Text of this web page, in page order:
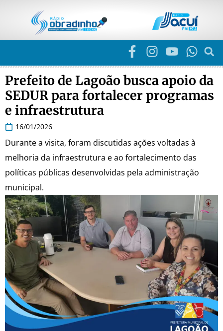
Prefeito de Lagoão busca apoio da
SEDUR para fortalecer programas
e infraestrutura
16/01/2026
Durante a visita, foram discutidas ações voltadas à
melhoria da infraestrutura e ao fortalecimento das
políticas públicas desenvolvidas pela administração
municipal.